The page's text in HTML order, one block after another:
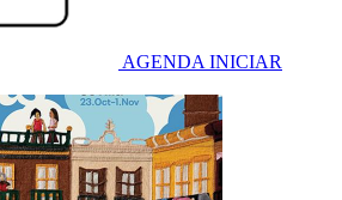
AGENDA INICIAR